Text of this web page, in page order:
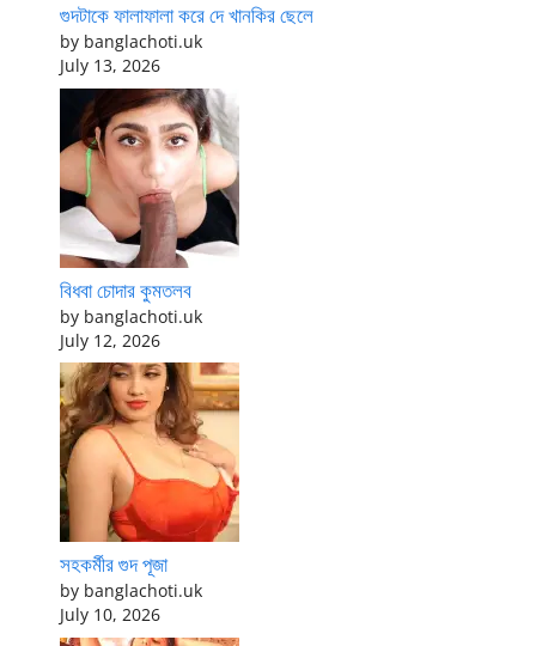
গুদটাকে ফালাফালা করে দে খানকির ছেলে
by banglachoti.uk
July 13, 2026
বিধবা চোদার কুমতলব
by banglachoti.uk
July 12, 2026
সহকর্মীর গুদ পূজা
by banglachoti.uk
July 10, 2026